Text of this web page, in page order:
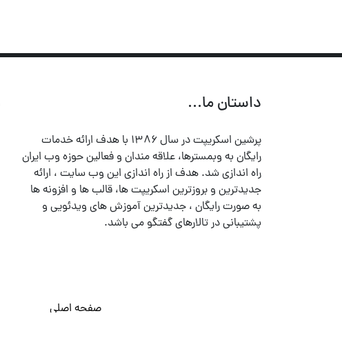
داستان ما...
پرشین اسکریپت در سال ۱۳۸۶ با هدف ارائه خدمات
رایگان به وبمسترها، علاقه مندان و فعالین حوزه وب ایران
راه اندازی شد. هدف از راه اندازی این وب سایت ، ارائه
جدیدترین و بروزترین اسکریپت ها، قالب ها و افزونه ها
به صورت رایگان ، جدیدترین آموزش های ویدئویی و
پشتیبانی در تالارهای گفتگو می باشد.
صفحه اصلی